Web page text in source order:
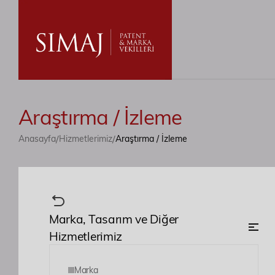
Araştırma / İzleme
Anasayfa/Hizmetlerimiz/Araştırma / İzleme
Marka, Tasarım ve Diğer
Hizmetlerimiz
Marka